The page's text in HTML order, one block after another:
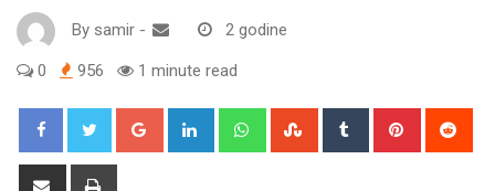
By samir - 2 godine
0 956 1 minute read
Google+ LinkedIn WhatsappStumbleUpon
Tumblr Pinterest
Share